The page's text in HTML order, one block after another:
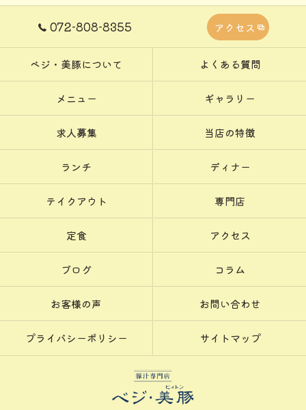
072-808-8355 アクセス
ベジ・美豚について よくある質問
メニュー ギャラリー
求人募集 当店の特徴
ランチ ディナー
テイクアウト 専門店
定食 アクセス
ブログ コラム
お客様の声 お問い合わせ
プライバシーポリシー サイトマップ